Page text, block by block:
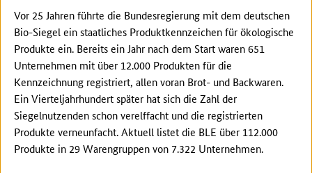
Vor 25 Jahren führte die Bundesregierung mit dem deutschen
Bio-Siegel ein staatliches Produktkennzeichen für ökologische
Produkte ein. Bereits ein Jahr nach dem Start waren 651
Unternehmen mit über 12.000 Produkten für die
Kennzeichnung registriert, allen voran Brot- und Backwaren.
Ein Vierteljahrhundert später hat sich die Zahl der
Siegelnutzenden schon verelffacht und die registrierten
Produkte verneunfacht. Aktuell listet die BLE über 112.000
Produkte in 29 Warengruppen von 7.322 Unternehmen.